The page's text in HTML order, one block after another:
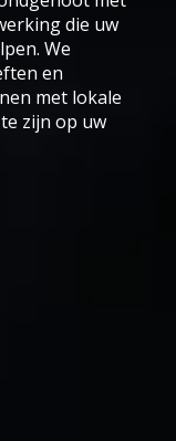
die uw
We
en
met lokale
zijn op uw